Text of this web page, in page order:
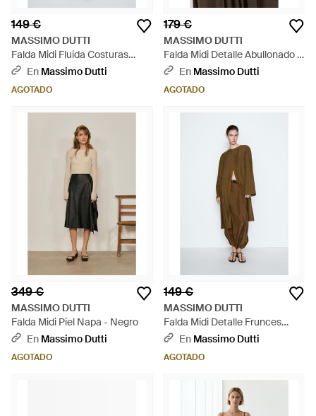
149 €
MASSIMO DUTTI
Falda Midi Fluida Costuras
100% Seda - Neutro
En Massimo Dutti
AGOTADO
179 €
MASSIMO DUTTI
Falda Midi Detalle Abullonado -
Marrón
En Massimo Dutti
AGOTADO
349 €
MASSIMO DUTTI
Falda Midi Piel Napa - Negro
En Massimo Dutti
AGOTADO
149 €
MASSIMO DUTTI
Falda Midi Detalle Frunces
100% Seda - Neutro
En Massimo Dutti
AGOTADO